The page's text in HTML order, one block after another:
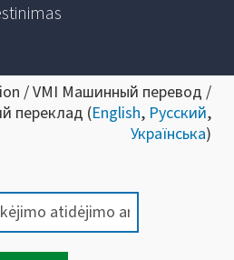
/ VMI Машинный перевод /
переклад (English, Русский,
Українська)